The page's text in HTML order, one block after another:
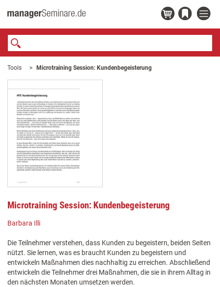
Tools Microtraining Session: Kundenbegeisterung
Microtraining Session: Kundenbegeisterung
Barbara Illi
Die Teilnehmer verstehen, dass Kunden zu begeistern, beiden Seiten
nützt. Sie lernen, was es braucht Kunden zu begeistern und
entwickeln Maßnahmen dies nachhaltig zu erreichen. Abschließend
entwickeln die Teilnehmer drei Maßnahmen, die sie in ihrem Alltag in
den nächsten Monaten umsetzen werden.